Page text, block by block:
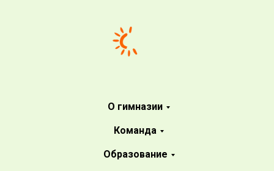
О гимназии
Команда
Образование